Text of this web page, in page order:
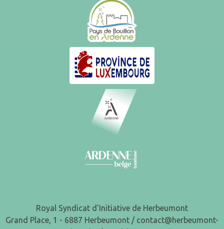
Royal Syndicat d'Initiative de Herbeumont
Grand Place, 1 - 6887 Herbeumont / contact@herbeumont-